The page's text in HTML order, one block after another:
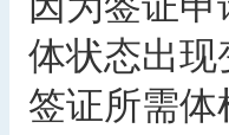
体状态出
签证所需体